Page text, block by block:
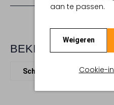
aan te passen.
Weigeren
Cookie-
BEKIJK MEER
Schoudertassen